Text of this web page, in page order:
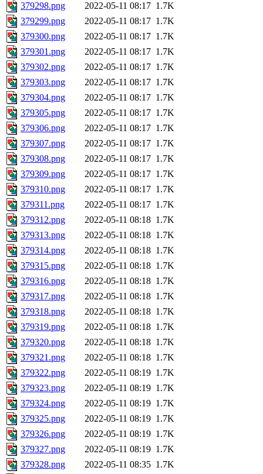
379298.png
2022-05-11 08:17 1.7K
379299.png
2022-05-11 08:17 1.7K
379300.png
2022-05-11 08:17 1.7K
379301.png
2022-05-11 08:17 1.7K
379302.png
2022-05-11 08:17 1.7K
379303.png
2022-05-11 08:17 1.7K
379304.png
2022-05-11 08:17 1.7K
379305.png
2022-05-11 08:17 1.7K
379306.png
2022-05-11 08:17 1.7K
379307.png
2022-05-11 08:17 1.7K
379308.png
2022-05-11 08:17 1.7K
379309.png
2022-05-11 08:17 1.7K
379310.png
2022-05-11 08:17 1.7K
379311.png
2022-05-11 08:17 1.7K
379312.png
2022-05-11 08:18 1.7K
379313.png
2022-05-11 08:18 1.7K
379314.png
2022-05-11 08:18 1.7K
379315.png
2022-05-11 08:18 1.7K
379316.png
2022-05-11 08:18 1.7K
379317.png
2022-05-11 08:18 1.7K
379318.png
2022-05-11 08:18 1.7K
379319.png
2022-05-11 08:18 1.7K
379320.png
2022-05-11 08:18 1.7K
379321.png
2022-05-11 08:18 1.7K
379322.png
2022-05-11 08:19 1.7K
379323.png
2022-05-11 08:19 1.7K
379324.png
2022-05-11 08:19 1.7K
379325.png
2022-05-11 08:19 1.7K
379326.png
2022-05-11 08:19 1.7K
379327.png
2022-05-11 08:19 1.7K
379328.png
2022-05-11 08:35 1.7K